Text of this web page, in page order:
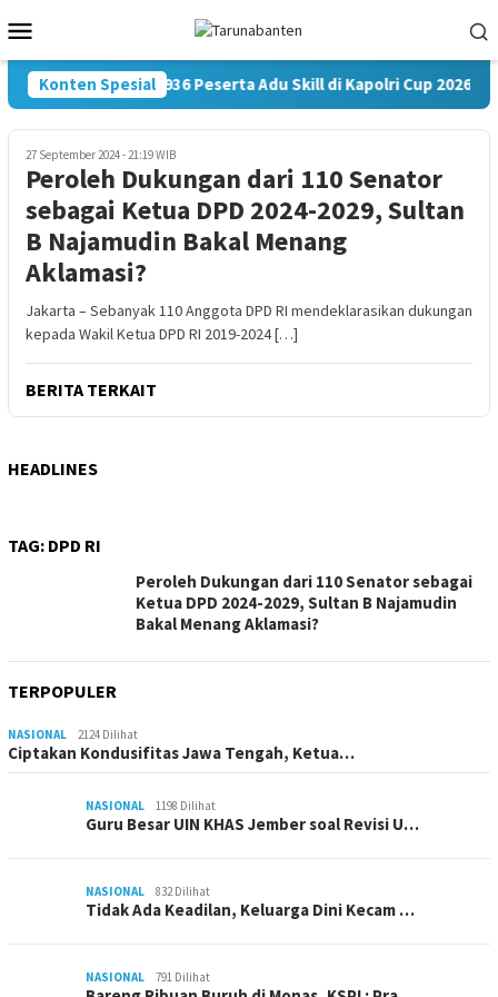
ke
kontenMobile
Konten Spesial35.936 Peserta Adu Skill di Kapolri Cup 2026,
27 September 2024 - 21:19 WIB
Peroleh Dukungan dari 110 Senator
sebagai Ketua DPD 2024-2029, Sultan
B Najamudin Bakal Menang
Aklamasi?
Jakarta – Sebanyak 110 Anggota DPD RI mendeklarasikan dukungan
kepada Wakil Ketua DPD RI 2019-2024 […]
BERITA TERKAIT
HEADLINES
TAG: DPD RI
Peroleh Dukungan dari 110 Senator sebagai
Ketua DPD 2024-2029, Sultan B Najamudin
Bakal Menang Aklamasi?
TERPOPULER
NASIONAL 2124 Dilihat
Ciptakan Kondusifitas Jawa Tengah, Ketua…
NASIONAL 1198 Dilihat
Guru Besar UIN KHAS Jember soal Revisi U…
NASIONAL 832 Dilihat
Tidak Ada Keadilan, Keluarga Dini Kecam …
NASIONAL 791 Dilihat